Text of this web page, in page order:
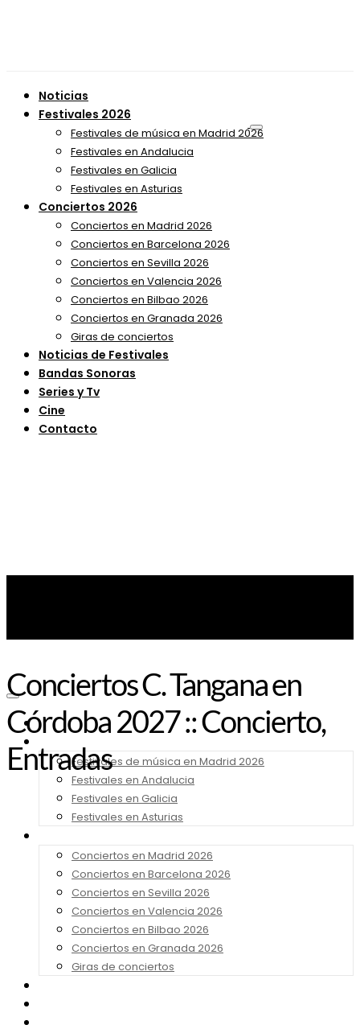
Noticias
Festivales 2026
Festivales de música en Madrid 2026
Festivales en Andalucia
Festivales en Galicia
Festivales en Asturias
Conciertos 2026
Conciertos en Madrid 2026
Conciertos en Barcelona 2026
Conciertos en Sevilla 2026
Conciertos en Valencia 2026
Conciertos en Bilbao 2026
Conciertos en Granada 2026
Giras de conciertos
Noticias de Festivales
Bandas Sonoras
Series y Tv
Cine
Contacto
Noticias
Festivales de música en Madrid 2026
Festivales en Andalucia
Festivales en Galicia
Festivales en Asturias
Conciertos en Madrid 2026
Conciertos en Barcelona 2026
Conciertos en Sevilla 2026
Conciertos en Valencia 2026
Conciertos en Bilbao 2026
Conciertos en Granada 2026
Giras de conciertos
Conciertos C. Tangana en
Córdoba 2027 :: Concierto,
Entradas